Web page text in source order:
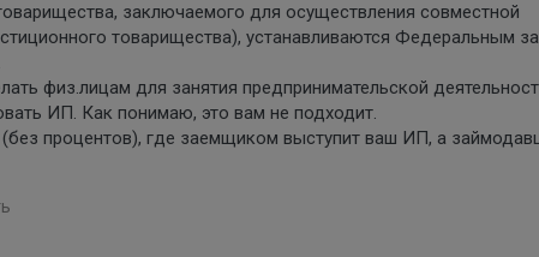
заключаемого для осуществления совместной
товарищества), устанавливаются Федеральным
физ.лицам для занятия предпринимательской
ИП. Как понимаю, это вам не подходит.
процентов), где заемщиком выступит ваш ИП, а